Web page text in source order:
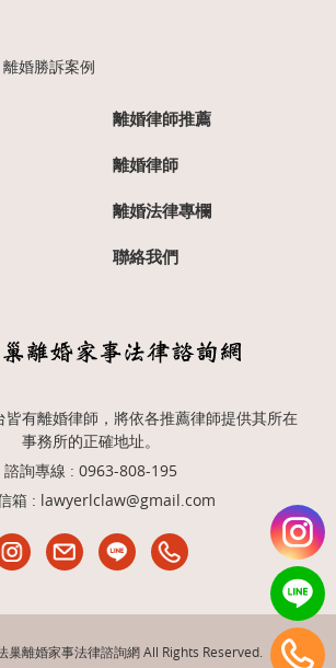
離婚勝訴案例
離婚律師推薦
離婚律師
離婚法律專欄
聯絡我們
皆有離婚律師，將依各推薦律師提供其所在
事務所的正確地址。
諮詢專線 : 0963-808-195
箱 : lawyerlclaw@gmail.com
離婚家事法律諮詢網 All Rights Reserved.